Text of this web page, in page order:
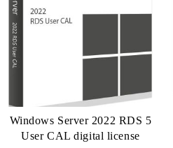
Windows Server 2022 RDS 5
User CAL digital license